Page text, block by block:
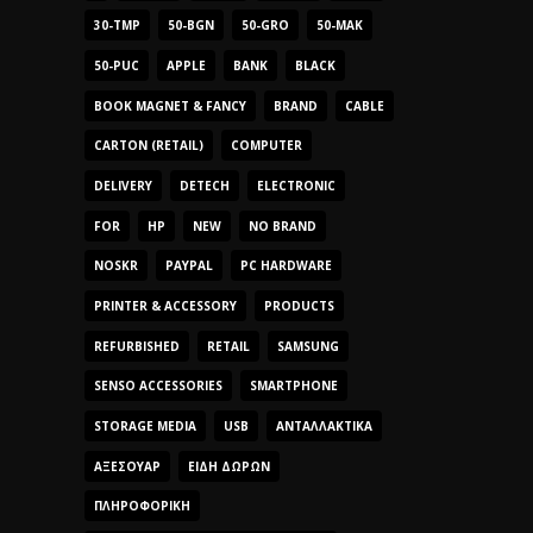
30-TMP 50-BGN 50-GRO 50-MAK
50-PUC APPLE BANK BLACK
BOOK MAGNET & FANCY BRAND CABLE
CARTON (RETAIL) COMPUTER
DELIVERY DETECH ELECTRONIC
FOR HP NEW NO BRAND
NOSKR PAYPAL PC HARDWARE
PRINTER & ACCESSORY PRODUCTS
REFURBISHED RETAIL SAMSUNG
SENSO ACCESSORIES SMARTPHONE
STORAGE MEDIA USB ΑΝΤΑΛΛΑΚΤΙΚΆ
ΑΞΕΣΟΥΆΡ ΕΊΔΗ ΔΏΡΩΝ
ΠΛΗΡΟΦΟΡΙΚΉ